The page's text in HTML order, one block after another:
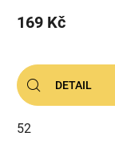
169 Kč
DETAIL
52